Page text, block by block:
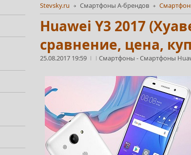
Stevsky.ru Смартфоны А-брендов
Huawei Y3 2017
сравнение, цена,
25.08.2017 19:59 Смартфоны -Смартфоны